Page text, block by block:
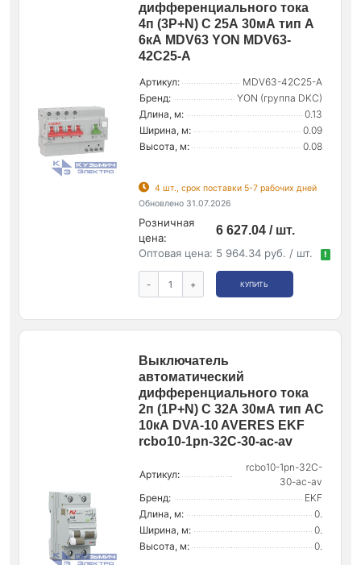
дифференциального тока
4п (3P+N) C 25А 30мА тип A
6кА MDV63 YON MDV63-
42C25-A
Артикул:
MDV63-42C25-A
Бренд:
YON (группа DKC)
Длина, м:
0.13
Ширина, м:
0.09
Высота, м:
0.08
4 шт., срок поставки 5-7 рабочих дней
Обновлено 31.07.2026
Розничная
цена:
6 627.04 / шт.
Оптовая цена: 5 964.34 руб. / шт. !
- + КУПИТЬ
Выключатель
автоматический
дифференциального тока
2п (1P+N) C 32А 30мА тип AC
10кА DVA-10 AVERES EKF
rcbo10-1pn-32C-30-ac-av
Артикул:
rcbo10-1pn-32C-
30-ac-av
Бренд:
EKF
Длина, м:
0.
Ширина, м:
0.
Высота, м:
0.